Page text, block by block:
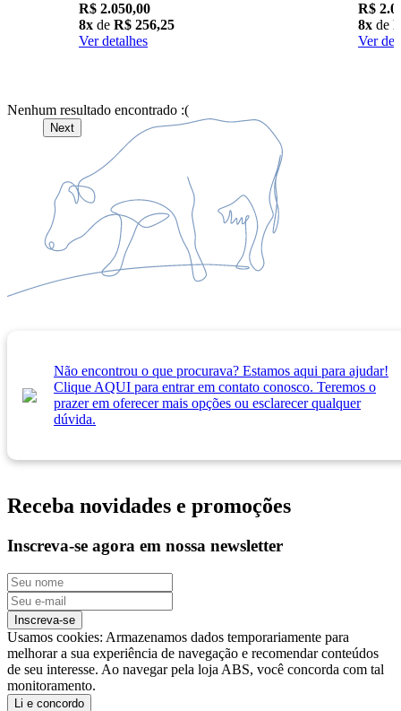
R$ 2.050,00
8x de R$ 256,25
Ver detalhes
R$
8x de
Ver
Next
Nenhum resultado encontrado :(
Não encontrou o que procurava? Estamos aqui para ajudar!
Clique AQUI para entrar em contato conosco. Teremos o
prazer em oferecer mais opções ou esclarecer qualquer
dúvida.
Receba novidades e promoções
Inscreva-se agora em nossa newsletter
Inscreva-se
Usamos cookies: Armazenamos dados temporariamente para
melhorar a sua experiência de navegação e recomendar conteúdos
de seu interesse. Ao navegar pela loja ABS, você concorda com tal
monitoramento.
Li e concordo